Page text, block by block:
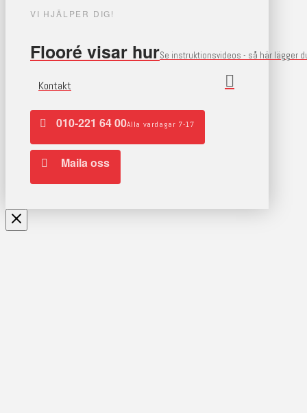
VI HJÄLPER DIG!
Flooré visar hurSe instruktionsvideos - så här lägger
Kontakt
010-221 64 00Alla vardagar 7-17
Maila oss